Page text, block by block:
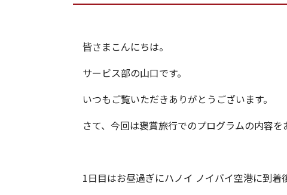
皆さまこんにちは。
サービス部の山口です。
いつもご覧いただきありがとうございます。
さて、今回は褒賞旅行でのプログラムの内容を
1日目はお昼過ぎにハノイ ノイバイ空港に到着